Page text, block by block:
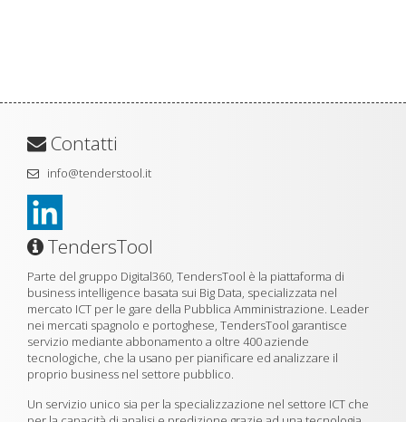
Contatti
info@tenderstool.it
TendersTool
Parte del gruppo Digital360, TendersTool è la piattaforma di
business intelligence basata sui Big Data, specializzata nel
mercato ICT per le gare della Pubblica Amministrazione. Leader
nei mercati spagnolo e portoghese, TendersTool garantisce
servizio mediante abbonamento a oltre 400 aziende
tecnologiche, che la usano per pianificare ed analizzare il
proprio business nel settore pubblico.
Un servizio unico sia per la specializzazione nel settore ICT che